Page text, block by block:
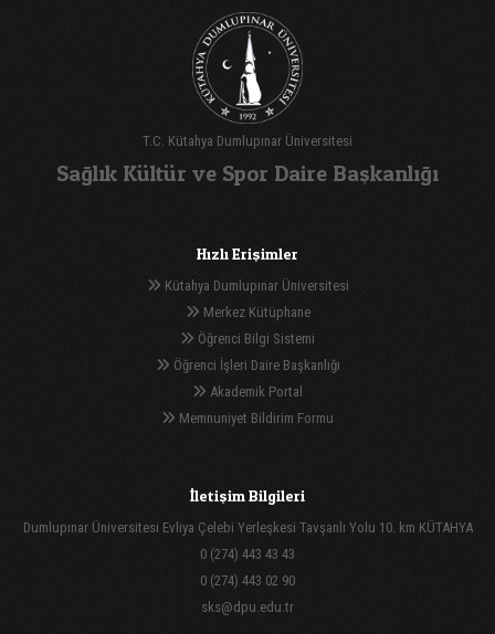
T.C. Kütahya Dumlupınar Üniversitesi
Sağlık Kültür ve Spor Daire Başkanlığı
Hızlı Erişimler
Kütahya Dumlupınar Üniversitesi
Merkez Kütüphane
Öğrenci Bilgi Sistemi
Öğrenci İşleri Daire Başkanlığı
Akademik Portal
Memnuniyet Bildirim Formu
İletişim Bilgileri
Dumlupınar Üniversitesi Evliya Çelebi Yerleşkesi Tavşanlı Yolu 10. km KÜTAHYA
0 (274) 443 43 43
0 (274) 443 02 90
sks@dpu.edu.tr